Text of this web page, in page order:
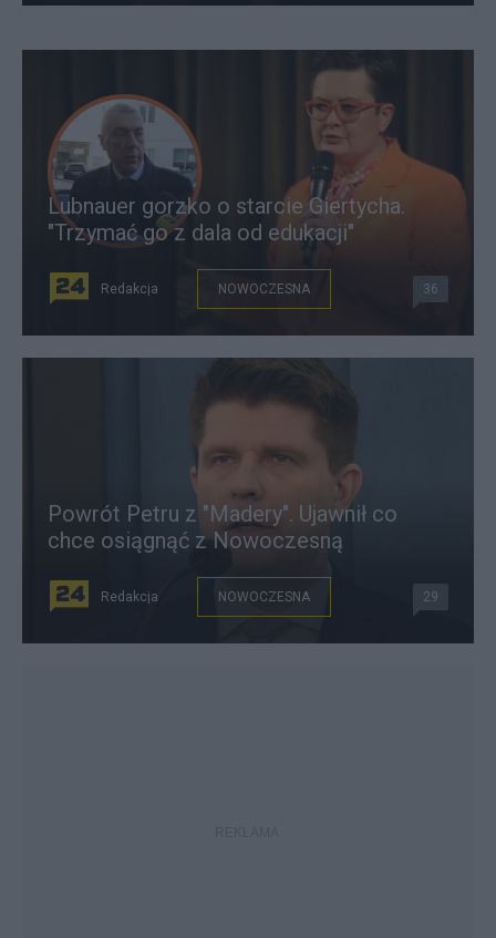
Lubnauer gorzko o starcie Giertycha.
"Trzymać go z dala od edukacji"
Redakcja NOWOCZESNA 36
Powrót Petru z "Madery". Ujawnił co
chce osiągnąć z Nowoczesną
Redakcja NOWOCZESNA 29